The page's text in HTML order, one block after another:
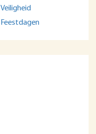
Veiligheid
Feestdagen